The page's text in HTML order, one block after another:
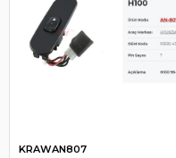
KRAWAN807